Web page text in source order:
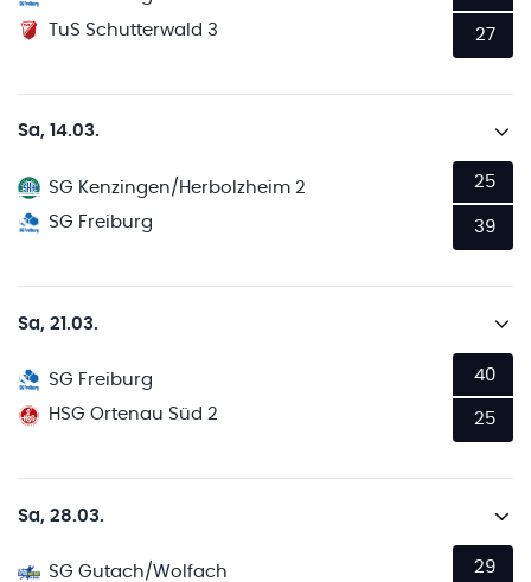
TuS Schutterwald 3
27
Sa, 14.03.
SG Kenzingen/Herbolzheim 2
SG Freiburg
25
39
Sa, 21.03.
SG Freiburg
HSG Ortenau Süd 2
40
25
Sa, 28.03.
SG Gutach/Wolfach
29